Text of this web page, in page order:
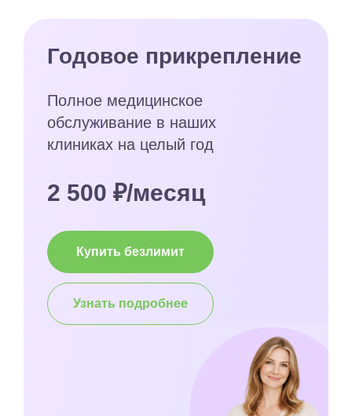
Годовое прикрепление
Полное медицинское
обслуживание в наших
клиниках на целый год
2 500 ₽/месяц
Купить безлимит
Узнать подробнее